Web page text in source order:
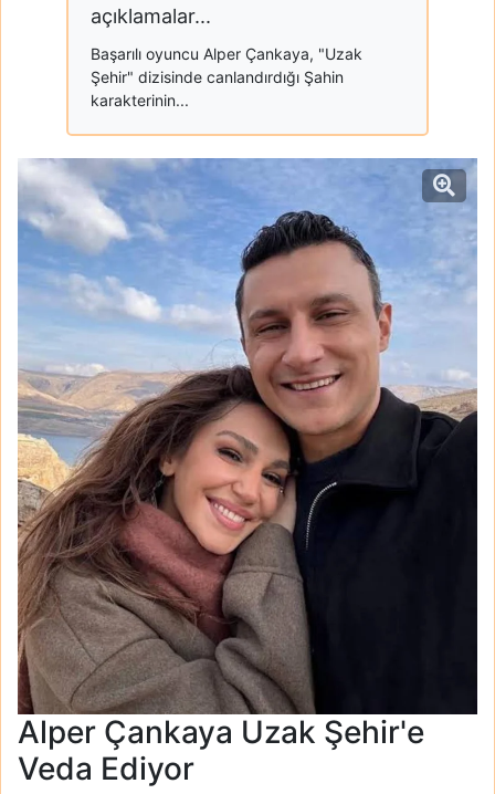
açıklamalar...
Başarılı oyuncu Alper Çankaya, "Uzak
Şehir" dizisinde canlandırdığı Şahin
karakterinin...
Alper Çankaya Uzak Şehir'e
Veda Ediyor